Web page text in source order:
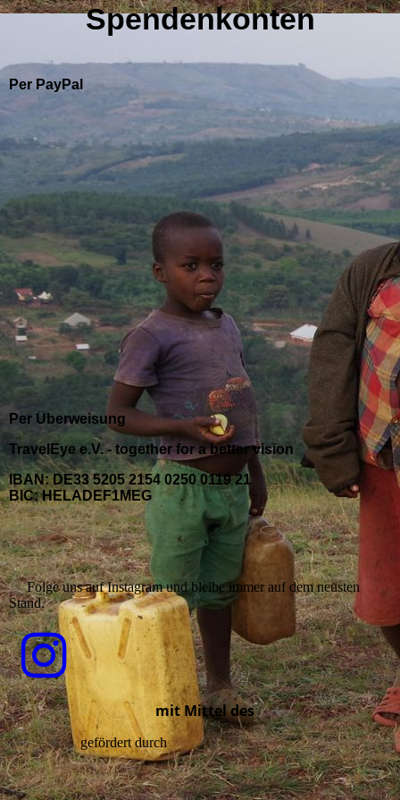
Spendenkonten
Per PayPal
Per Überweisung
TravelEye e.V. - together for a better vision
IBAN: DE33 5205 2154 0250 0119 21
BIC: HELADEF1MEG
Folge uns auf Instagram und bleibe immer auf dem neusten
Stand.
mit Mittel des
gefördert durch